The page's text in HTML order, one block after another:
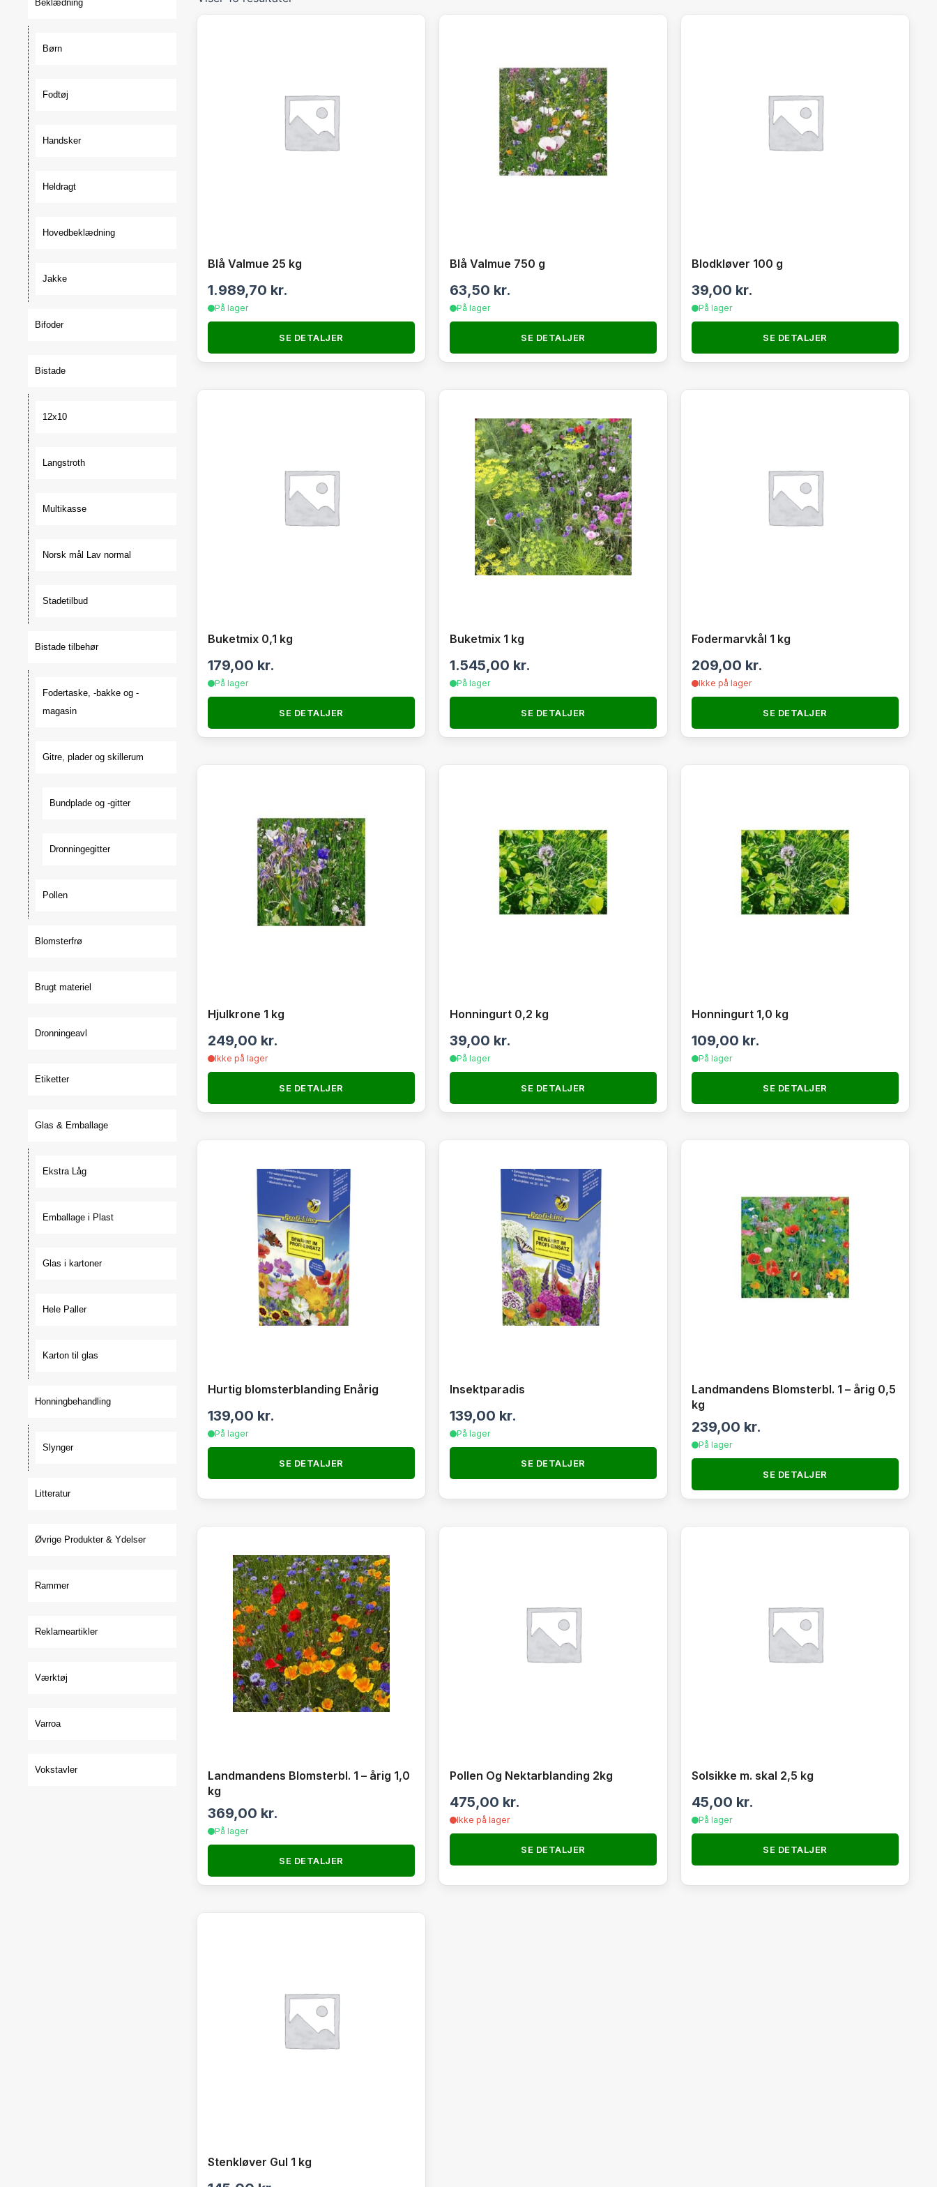
Beklædning
Børn
Fodtøj
Handsker
Heldragt
Hovedbeklædning
Jakke
Bifoder
Bistade
12x10
Langstroth
Multikasse
Norsk mål Lav normal
Stadetilbud
Bistade tilbehør
Fodertaske, -bakke og -
magasin
Gitre, plader og skillerum
Bundplade og -gitter
Dronningegitter
Pollen
Blomsterfrø
Brugt materiel
Dronningeavl
Etiketter
Glas & Emballage
Ekstra Låg
Emballage i Plast
Glas i kartoner
Hele Paller
Karton til glas
Honningbehandling
Slynger
Litteratur
Øvrige Produkter & Ydelser
Rammer
Reklameartikler
Værktøj
Varroa
Vokstavler
Blå Valmue 25 kg
1.989,70 kr.
På lager
SE DETALJER
Blå Valmue 750 g
63,50 kr.
På lager
SE DETALJER
Blodkløver 100 g
39,00 kr.
På lager
SE DETALJER
Buketmix 0,1 kg
179,00 kr.
På lager
SE DETALJER
Buketmix 1 kg
1.545,00 kr.
På lager
SE DETALJER
Fodermarvkål 1 kg
209,00 kr.
Ikke på lager
SE DETALJER
Hjulkrone 1 kg
249,00 kr.
Ikke på lager
SE DETALJER
Honningurt 0,2 kg
39,00 kr.
På lager
SE DETALJER
Honningurt 1,0 kg
109,00 kr.
På lager
SE DETALJER
Hurtig blomsterblanding Enårig
139,00 kr.
På lager
SE DETALJER
Insektparadis
139,00 kr.
På lager
SE DETALJER
Landmandens Blomsterbl. 1 – årig 0,5
kg
239,00 kr.
På lager
SE DETALJER
Landmandens Blomsterbl. 1 – årig 1,0
kg
369,00 kr.
På lager
SE DETALJER
Pollen Og Nektarblanding 2kg
475,00 kr.
Ikke på lager
SE DETALJER
Solsikke m. skal 2,5 kg
45,00 kr.
På lager
SE DETALJER
Stenkløver Gul 1 kg